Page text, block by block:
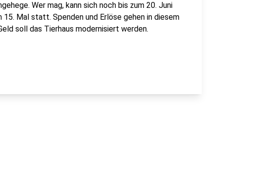
Wer mag, kann sich noch bis zum 20. Juni
Mal statt. Spenden und Erlöse gehen in diesem
soll das Tierhaus modernisiert werden.